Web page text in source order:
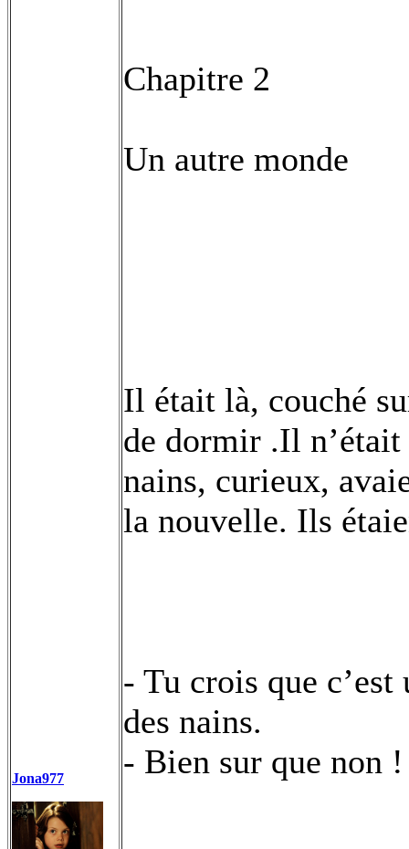
Jona977
Chapitre 2
Un autre monde
Il était là, couché
de dormir .Il n’était
nains, curieux,
la nouvelle. Ils
- Tu crois que
des nains.
- Bien sur que non